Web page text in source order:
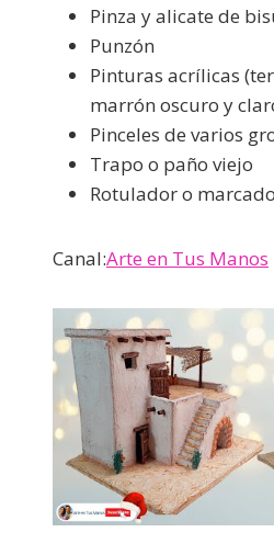
Pinza y alicate de
Punzón
Pinturas acrílicas
marrón oscuro y
Pinceles de varios
Trapo o paño viejo
Rotulador o
Canal:Arte en Tus Manos